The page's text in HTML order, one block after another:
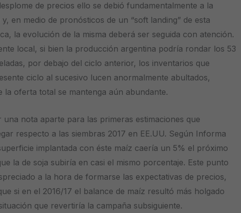
de precios ello se debió fundamentalmente a la
y, en medio de pronósticos de un “soft landing” de esta
la evolución de la misma deberá ser seguida con atención.
local, si bien la producción argentina podría rondar los 53
por debajo del ciclo anterior, los inventarios que
ciclo al sucesivo lucen anormalmente abultados,
la oferta total se mantenga aún abundante.
una nota aparte para las primeras estimaciones que
respecto a las siembras 2017 en EE.UU. Según Informa
implantada con éste maíz caería un 5% el próximo
la de soja subiría en casi el mismo porcentaje. Este punto
a la hora de formarse las expectativas de precios,
si en el 2016/17 el balance de maíz resultó más holgado
que revertiría la campaña subsiguiente.